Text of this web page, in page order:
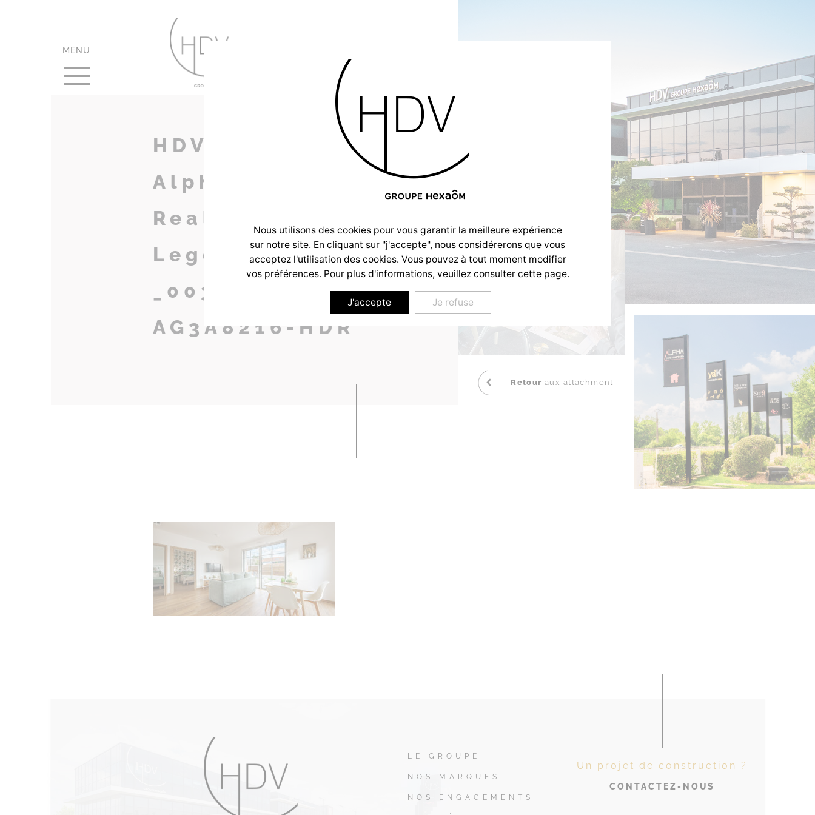
HDV-
AlphaConstructions-
Realisation-
LegeCapFerret–
_0039_20250116-
AG3A8216-HDR
Retour aux attachment
MENU
LE GROUPE
NOS MARQUES
NOS ENGAGEMENTS
Un projet de construction ?
CONTACTEZ-NOUS
Nous utilisons des cookies pour vous garantir la meilleure expérience
sur notre site. En cliquant sur "j'accepte", nous considérerons que vous
acceptez l'utilisation des cookies. Vous pouvez à tout moment modifier
vos préférences. Pour plus d'informations, veuillez consulter cette page.
J'accepte Je refuse